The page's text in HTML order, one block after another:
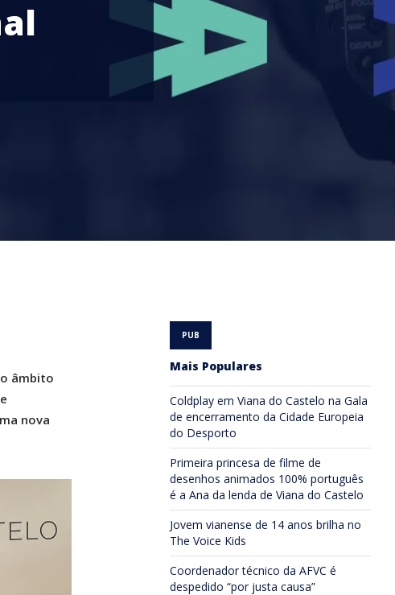
âmbito
nova
Mais Populares
Coldplay em Viana do Castelo na Gala
de encerramento da Cidade Europeia
do Desporto
Primeira princesa de filme de
desenhos animados 100% português
é a Ana da lenda de Viana do Castelo
Jovem vianense de 14 anos brilha no
The Voice Kids
Coordenador técnico da AFVC é
despedido “por justa causa”